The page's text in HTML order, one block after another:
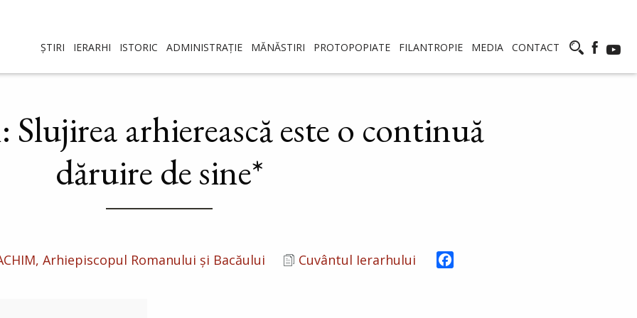
ȘTIRI IERARHI ISTORIC ADMINISTRAȚIE MĂNĂSTIRI PROTOPOPIATE FILANTROPIE MEDIA CONTACT
arhierească este o continuă
dăruire de sine*
Arhiepiscopul Romanului și Bacăului Cuvântul Ierarhului